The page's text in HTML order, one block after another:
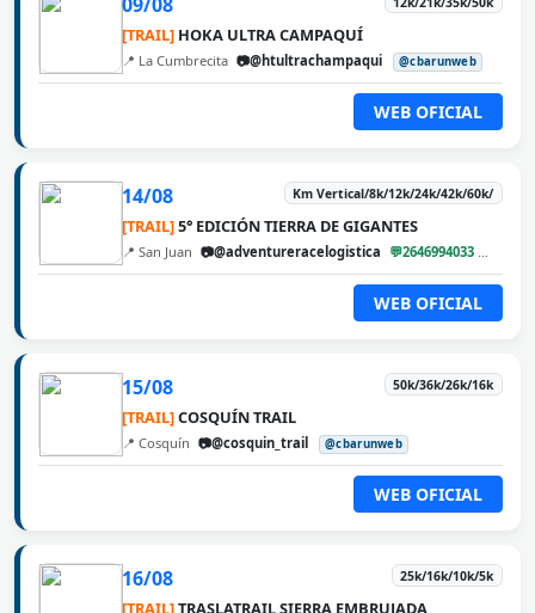
[TRAIL] HOKA ULTRA CAMPAQUÍ
📍 La Cumbrecita 📷@htultrachampaqui @cbarunweb
WEB OFICIAL
14/08 Km Vertical/8k/12k/24k/42k/60k/
[TRAIL]5° EDICIÓN TIERRA DE GIGANTES
📍 San Juan 📷@adventureracelogistica 💬2646994033
WEB OFICIAL
15/08 50k/36k/26k/16k
[TRAIL]COSQUÍN TRAIL
📍 Cosquín 📷@cosquin_trail @cbarunweb
WEB OFICIAL
16/08 25k/16k/10k/5k
[TRAIL]TRASLATRAIL SIERRA EMBRUJADA